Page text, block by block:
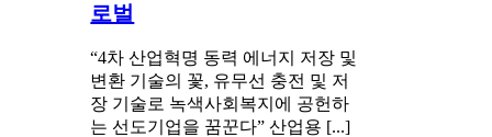
로벌
“4차 산업혁명 동력 에너지 저장 및
변환 기술의 꽃, 유무선 충전 및 저
장 기술로 녹색사회복지에 공헌하
는 선도기업을 꿈꾼다” 산업용 [...]